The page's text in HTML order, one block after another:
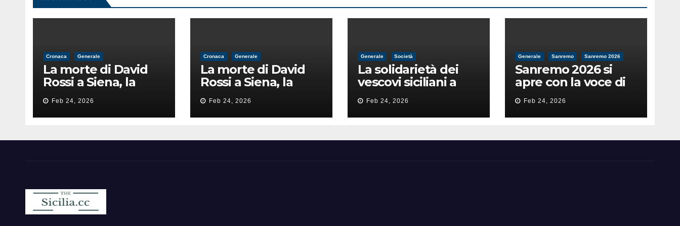
Cronaca Generale
La morte di David
Rossi a Siena, la
perizia lancia la
pista di
un’intimidazione
Feb 24, 2026
Cronaca Generale
La morte di David
Rossi a Siena, la
perizia lancia la
pista di
un’intimidazione
Feb 24, 2026
Generale Società
La solidarietà dei
vescovi siciliani a
Lorefice: «Ha difeso
il valore e la dignità
dell’umanità»
Feb 24, 2026
Generale Sanremo Sanremo 2026
Sanremo 2026 si
apre con la voce di
Pippo Baudo
Feb 24, 2026